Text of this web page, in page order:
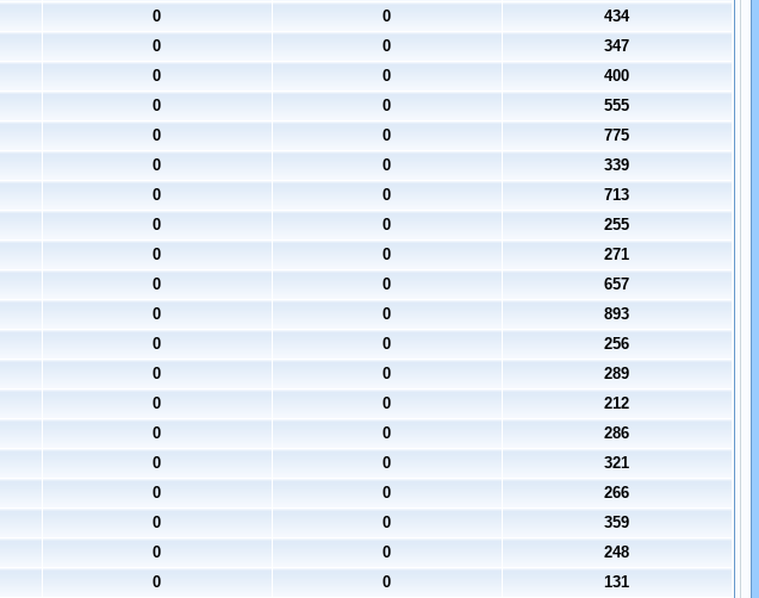
0 0
434
0 0
347
0 0
400
0 0
555
0 0
775
0 0
339
0 0
713
0 0
255
0 0
271
0 0
657
0 0
893
0 0
256
0 0
289
0 0
212
0 0
286
0 0
321
0 0
266
0 0
359
0 0
248
0 0
131